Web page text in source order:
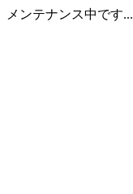
メンテナンス中です...